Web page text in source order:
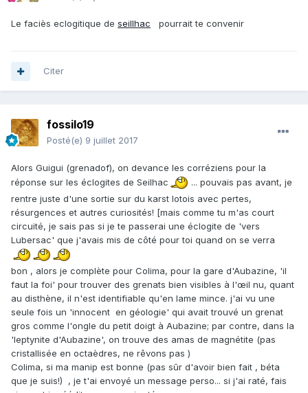
Le faciès eclogitique de seillhac pourrait te convenir
Citer
fossilo19
Posté(e) 9 juillet 2017
Alors Guigui (grenadof), on devance les corréziens pour la
réponse sur les éclogites de Seilhac
... pouvais pas avant, je
rentre juste d'une sortie sur du karst lotois avec pertes,
résurgences et autres curiosités! [mais comme tu m'as court
circuité, je sais pas si je te passerai une éclogite de 'vers
Lubersac' que j'avais mis de côté pour toi quand on se verra
bon , alors je complète pour Colima, pour la gare d'Aubazine, 'il
faut la foi' pour trouver des grenats bien visibles à l'œil nu, quant
au disthène, il n'est identifiable qu'en lame mince. j'ai vu une
seule fois un 'innocent en géologie' qui avait trouvé un grenat
gros comme l'ongle du petit doigt à Aubazine; par contre, dans la
'leptynite d'Aubazine', on trouve des amas de magnétite (pas
cristallisée en octaèdres, ne rêvons pas )
Colima, si ma manip est bonne (pas sûr d'avoir bien fait , béta
que je suis!) , je t'ai envoyé un message perso... si j'ai raté, fais